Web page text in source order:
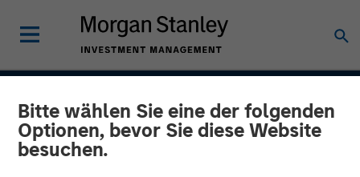
Bitte wählen Sie eine der folgenden
Optionen, bevor Sie diese Website
besuchen.
INSIGHTS
Case Study: CRISPR